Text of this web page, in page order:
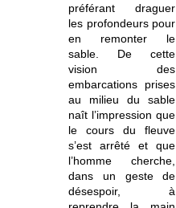
préférant draguer
les profondeurs pour
en remonter le
sable. De cette
vision des
embarcations prises
au milieu du sable
naît l’impression que
le cours du fleuve
s’est arrêté et que
l’homme cherche,
dans un geste de
désespoir, à